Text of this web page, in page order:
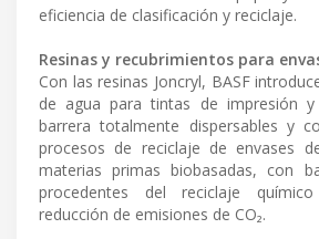
eficiencia de clasificación y reciclaje.
Resinas y recubrimientos para
Con las resinas Joncryl, BASF
de agua para tintas de impresión y
barrera totalmente dispersables y
procesos de reciclaje de envases
materias primas biobasadas, con
procedentes del reciclaje
reducción de emisiones de CO₂.